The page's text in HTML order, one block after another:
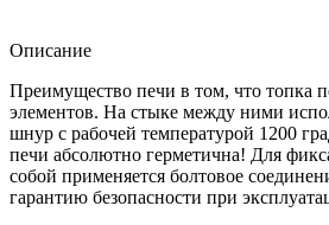
Описание
Преимущество печи в том, что топка
элементов. На стыке между ними
шнур с рабочей температурой 1200
печи абсолютно герметична! Для
собой применяется болтовое
гарантию безопасности при